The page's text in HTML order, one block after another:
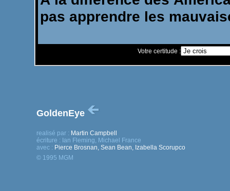
Votre certitude :
GoldenEye
realisé par : Martin Campbell
écriture : Ian Fleming, Michael France
avec : Pierce Brosnan, Sean Bean, Izabella Scorupco
© 1995 MGM